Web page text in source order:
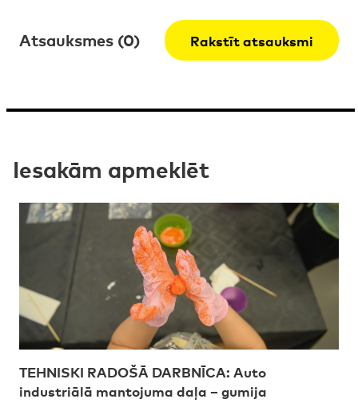
Atsauksmes (0) Rakstīt atsauksmi
Iesakām apmeklēt
TEHNISKI RADOŠĀ DARBNĪCA: Auto
industriālā mantojuma daļa – gumija